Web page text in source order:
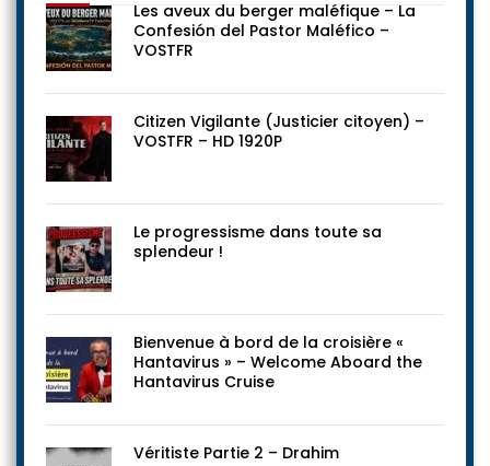
Les aveux du berger maléfique – La
Confesión del Pastor Maléfico –
VOSTFR
Citizen Vigilante (Justicier citoyen) –
VOSTFR – HD 1920P
Le progressisme dans toute sa
splendeur !
Bienvenue à bord de la croisière «
Hantavirus » – Welcome Aboard the
Hantavirus Cruise
Véritiste Partie 2 – Drahim